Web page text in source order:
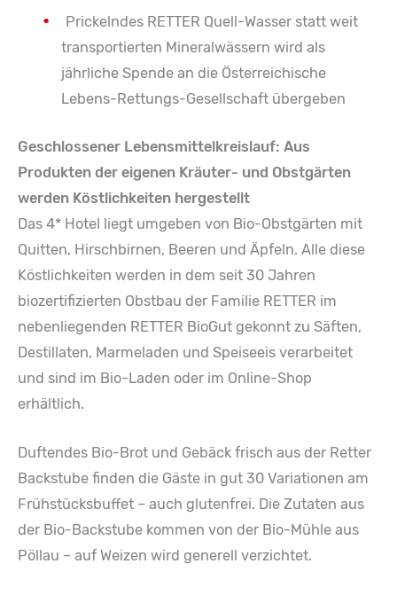
Prickelndes RETTER Quell-Wasser statt weit
transportierten Mineralwässern wird als
jährliche Spende an die Österreichische
Lebens-Rettungs-Gesellschaft übergeben
Geschlossener Lebensmittelkreislauf: Aus
Produkten der eigenen Kräuter- und Obstgärten
werden Köstlichkeiten hergestellt
Das 4* Hotel liegt umgeben von Bio-Obstgärten mit
Quitten, Hirschbirnen, Beeren und Äpfeln. Alle diese
Köstlichkeiten werden in dem seit 30 Jahren
biozertifizierten Obstbau der Familie RETTER im
nebenliegenden RETTER BioGut gekonnt zu Säften,
Destillaten, Marmeladen und Speiseeis verarbeitet
und sind im Bio-Laden oder im Online-Shop
erhältlich.
Duftendes Bio-Brot und Gebäck frisch aus der Retter
Backstube finden die Gäste in gut 30 Variationen am
Frühstücksbuffet – auch glutenfrei. Die Zutaten aus
der Bio-Backstube kommen von der Bio-Mühle aus
Pöllau – auf Weizen wird generell verzichtet.